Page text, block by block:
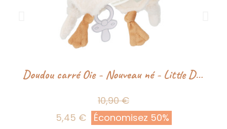
Doudou carré Oie - Nouveau né - Little Dutch
10,90 €
5,45 €
Économisez 50%